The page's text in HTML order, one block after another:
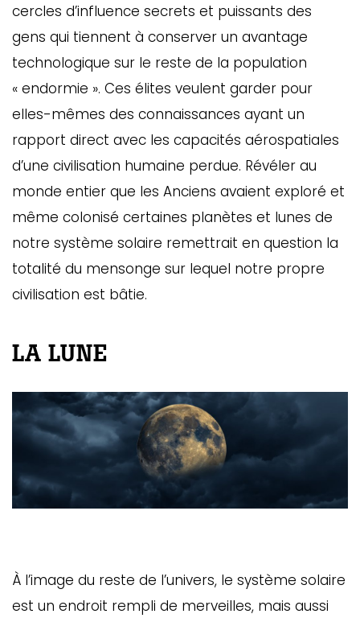
cercles d’influence secrets et puissants des
gens qui tiennent à conserver un avantage
technologique sur le reste de la population
« endormie ». Ces élites veulent garder pour
elles-mêmes des connaissances ayant un
rapport direct avec les capacités aérospatiales
d’une civilisation humaine perdue. Révéler au
monde entier que les Anciens avaient exploré et
même colonisé certaines planètes et lunes de
notre système solaire remettrait en question la
totalité du mensonge sur lequel notre propre
civilisation est bâtie.
LA LUNE
À l’image du reste de l’univers, le système solaire
est un endroit rempli de merveilles, mais aussi